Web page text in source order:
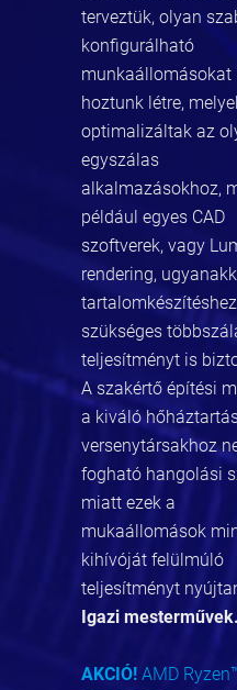
terveztük, olyan
konfigurálható
munkaállomásokat
hoztunk létre,
optimalizáltak az
egyszálas
alkalmazásokhoz,
például egyes CAD
szoftverek, vagy
rendering,
tartalomkészítéshez
szükséges
teljesítményt is
A szakértő építési
a kiváló
versenytársakhoz
fogható hangolási
miatt ezek a
mukaállomások
kihívóját felülmúló
teljesítményt
Igazi mesterművek.
AKCIÓ!AMD